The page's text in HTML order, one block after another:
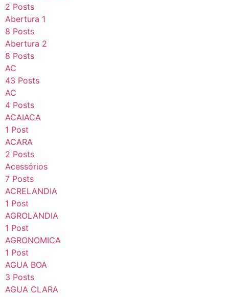
2 Posts
Abertura 1
8 Posts
Abertura 2
8 Posts
AC
43 Posts
AC
4 Posts
ACAIACA
1 Post
ACARA
2 Posts
Acessórios
7 Posts
ACRELANDIA
1 Post
AGROLANDIA
1 Post
AGRONOMICA
1 Post
AGUA BOA
3 Posts
AGUA CLARA